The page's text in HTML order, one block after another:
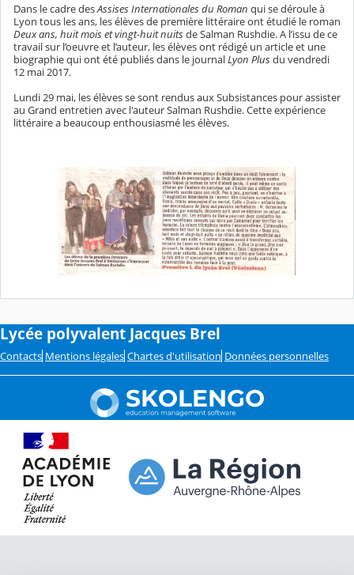
Dans le cadre desAssises Internationales du Roman qui se déroule à
Lyon tous les ans, les élèves de première littéraire ont étudié le roman
Deux ans, huit mois et vingt-huit nuitsde Salman Rushdie. A l’issu de ce
travail sur l’oeuvre et l’auteur, les élèves ont rédigé un article et une
biographie qui ont été publiés dans le journalLyon Plusdu vendredi
12 mai 2017.
Lundi 29 mai, les élèves se sont rendus aux Subsistances pour assister
au Grand entretien avec l'auteur Salman Rushdie. Cette expérience
littéraire a beaucoup enthousiasmé les élèves.
Lycée polyvalent Jacques Brel
Contacts Mentions légales Chartes d'utilisation Données personnelles